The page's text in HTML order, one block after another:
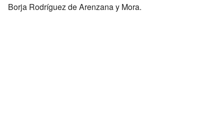
Borja Rodríguez de Arenzana y Mora.